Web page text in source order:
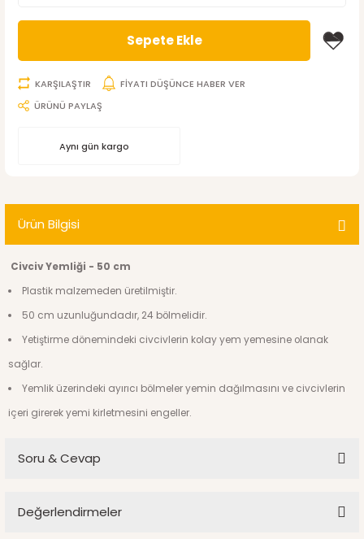
Sepete Ekle
KARŞILAŞTIR
FİYATI DÜŞÜNCE HABER VER
ÜRÜNÜ PAYLAŞ
Aynı gün kargo
Ürün Bilgisi
Civciv Yemliği - 50 cm
Plastik malzemeden üretilmiştir.
50 cm uzunluğundadır, 24 bölmelidir.
Yetiştirme dönemindeki civcivlerin kolay yem yemesine olanak
sağlar.
Yemlik üzerindeki ayırıcı bölmeler yemin dağılmasını ve civcivlerin
içeri girerek yemi kirletmesini engeller.
Soru & Cevap
Değerlendirmeler